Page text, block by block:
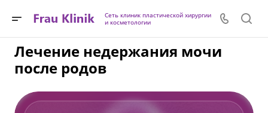
Сеть клиник пластической хирургии
и косметологии
Лечение недержания мочи
после родов